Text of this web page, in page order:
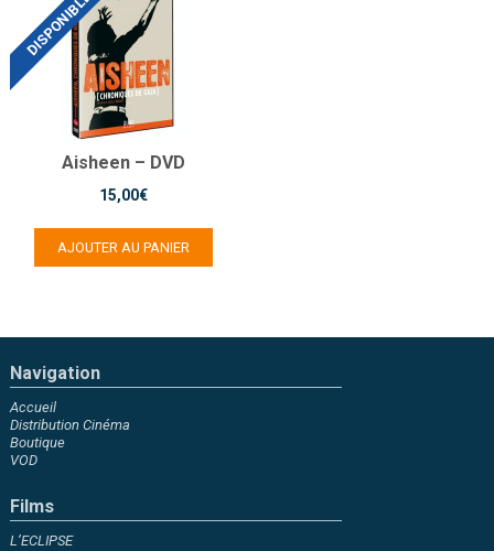
Aisheen – DVD
15,00€
AJOUTER AU PANIER
Navigation
Accueil
Distribution Cinéma
Boutique
VOD
Films
L’ECLIPSE